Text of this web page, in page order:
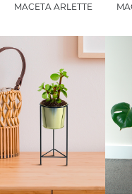
MACETA ARLETTE